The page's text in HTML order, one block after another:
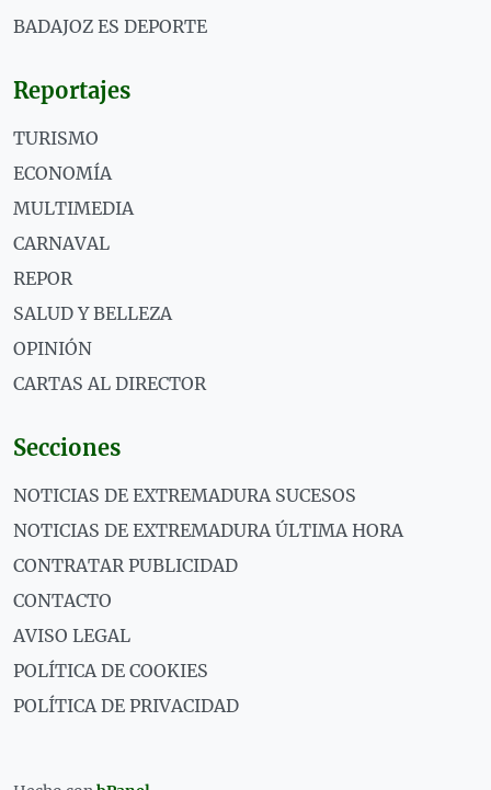
BADAJOZ ES DEPORTE
Reportajes
TURISMO
ECONOMÍA
MULTIMEDIA
CARNAVAL
REPOR
SALUD Y BELLEZA
OPINIÓN
CARTAS AL DIRECTOR
Secciones
NOTICIAS DE EXTREMADURA SUCESOS
NOTICIAS DE EXTREMADURA ÚLTIMA HORA
CONTRATAR PUBLICIDAD
CONTACTO
AVISO LEGAL
POLÍTICA DE COOKIES
POLÍTICA DE PRIVACIDAD